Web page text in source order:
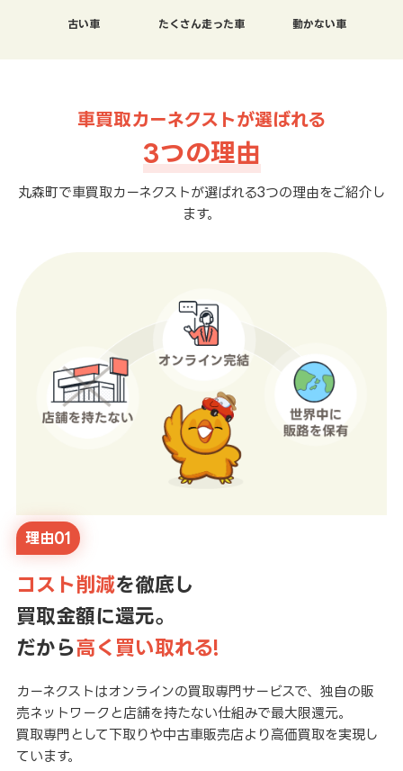
古い車 たくさん走った車 動かない車
車買取カーネクストが選ばれる
3つの理由
丸森町で車買取カーネクストが選ばれる3つの理由をご紹介し
ます。
理由01
コスト削減を徹底し
買取金額に還元。
だから高く買い取れる!
カーネクストはオンラインの買取専門サービスで、独自の販
売ネットワークと店舗を持たない仕組みで最大限還元。
買取専門として下取りや中古車販売店より高価買取を実現し
ています。